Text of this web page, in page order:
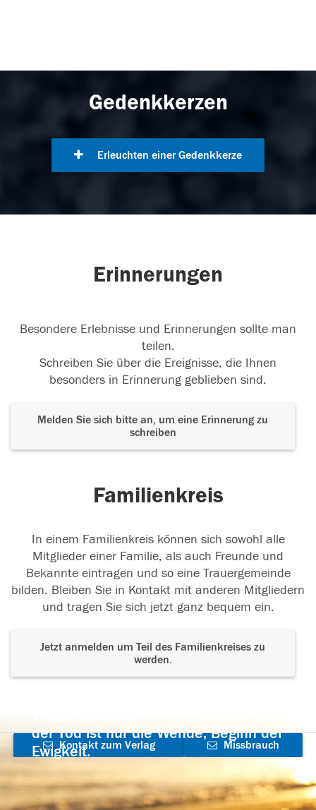
Gedenkkerzen
Erleuchten einer Gedenkkerze
Erinnerungen
Besondere Erlebnisse und Erinnerungen sollte man
teilen.
Schreiben Sie über die Ereignisse, die Ihnen
besonders in Erinnerung geblieben sind.
Melden Sie sich bitte an, um eine Erinnerung zu
schreiben
Familienkreis
In einem Familienkreis können sich sowohl alle
Mitglieder einer Familie, als auch Freunde und
Bekannte eintragen und so eine Trauergemeinde
bilden. Bleiben Sie in Kontakt mit anderen Mitgliedern
und tragen Sie sich jetzt ganz bequem ein.
Jetzt anmelden um Teil des Familienkreises zu
werden.
der Tod ist nur die Wende, Beginn der
Ewigkeit.
Kontakt zum Verlag
aufnehmen
Missbrauch